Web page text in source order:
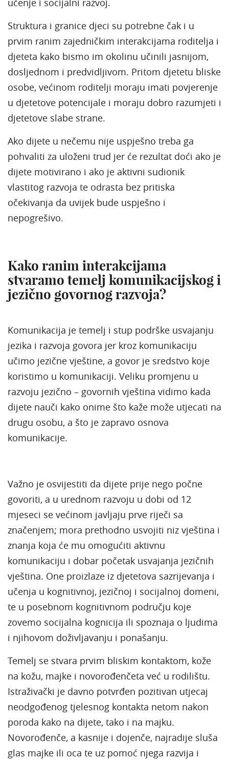
Struktura i granice djeci su potrebne čak i u
prvim ranim zajedničkim interakcijama roditelja i
djeteta kako bismo im okolinu učinili jasnijom,
dosljednom i predvidljivom. Pritom djetetu bliske
osobe, većinom roditelji moraju imati povjerenje
u djetetove potencijale i moraju dobro razumjeti i
djetetove slabe strane.
Ako dijete u nečemu nije uspješno treba ga
pohvaliti za uloženi trud jer će rezultat doći ako je
dijete motivirano i ako je aktivni sudionik
vlastitog razvoja te odrasta bez pritiska
očekivanja da uvijek bude uspješno i
nepogrešivo.
Kako ranim interakcijama
stvaramo temelj komunikacijskog i
jezično govornog razvoja?
Komunikacija je temelj i stup podrške usvajanju
jezika i razvoja govora jer kroz komunikaciju
učimo jezične vještine, a govor je sredstvo koje
koristimo u komunikaciji. Veliku promjenu u
razvoju jezično – govornih vještina vidimo kada
dijete nauči kako onime što kaže može utjecati na
drugu osobu, a što je zapravo osnova
komunikacije.
Važno je osvijestiti da dijete prije nego počne
govoriti, a u urednom razvoju u dobi od 12
mjeseci se većinom javljaju prve riječi sa
značenjem; mora prethodno usvojiti niz vještina i
znanja koja će mu omogućiti aktivnu
komunikaciju i dobar početak usvajanja jezičnih
vještina. One proizlaze iz djetetova sazrijevanja i
učenja u kognitivnoj, jezičnoj i socijalnoj domeni,
te u posebnom kognitivnom području koje
zovemo socijalna kognicija ili spoznaja o ljudima
i njihovom doživljavanju i ponašanju.
Temelj se stvara prvim bliskim kontaktom, kože
na kožu, majke i novorođenčeta već u rodilištu.
Istraživački je davno potvrđen pozitivan utjecaj
neodgođenog tjelesnog kontakta netom nakon
poroda kako na dijete, tako i na majku.
Novorođenče, a kasnije i dojenče, najradije sluša
glas majke ili oca te uz pomoć njega razvija i